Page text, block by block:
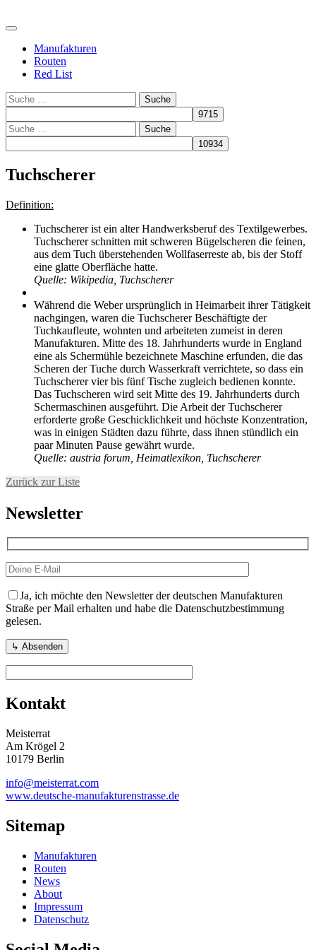
Manufakturen
Routen
Red List
Suche
Suche
Tuchscherer
Definition:
Tuchscherer ist ein alter Handwerksberuf des Textilgewerbes.
Tuchscherer schnitten mit schweren Bügelscheren die feinen,
aus dem Tuch überstehenden Wollfaserreste ab, bis der Stoff
eine glatte Oberfläche hatte.
Quelle: Wikipedia, Tuchscherer
Während die Weber ursprünglich in Heimarbeit ihrer Tätigkeit
nachgingen, waren die Tuchscherer Beschäftigte der
Tuchkaufleute, wohnten und arbeiteten zumeist in deren
Manufakturen. Mitte des 18. Jahrhunderts wurde in England
eine als Schermühle bezeichnete Maschine erfunden, die das
Scheren der Tuche durch Wasserkraft verrichtete, so dass ein
Tuchscherer vier bis fünf Tische zugleich bedienen konnte.
Das Tuchscheren wird seit Mitte des 19. Jahrhunderts durch
Schermaschinen ausgeführt. Die Arbeit der Tuchscherer
erforderte große Geschicklichkeit und höchste Konzentration,
was in einigen Städten dazu führte, dass ihnen stündlich ein
paar Minuten Pause gewährt wurde.
Quelle: austria forum, Heimatlexikon, Tuchscherer
Zurück zur Liste
Newsletter
Ja, ich möchte den Newsletter der deutschen Manufakturen
Straße per Mail erhalten und habe die Datenschutzbestimmung
gelesen.
Kontakt
Meisterrat
Am Krögel 2
10179 Berlin
info@meisterrat.com
www.deutsche-manufakturenstrasse.de
Sitemap
Manufakturen
Routen
News
About
Impressum
Datenschutz